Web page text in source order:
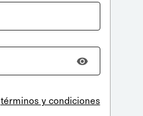
términos y condiciones